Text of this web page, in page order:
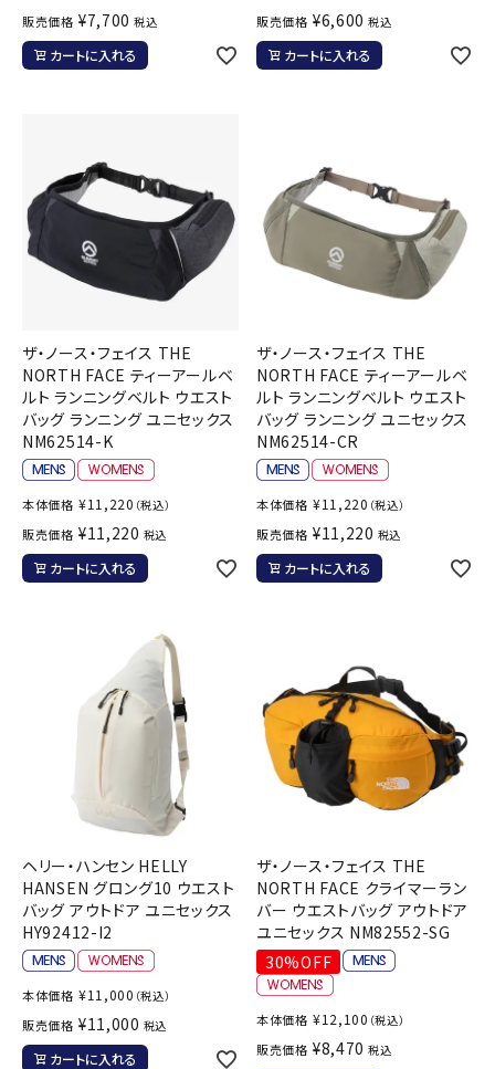
販売価格 ¥7,700 税込
カートに入れる
販売価格 ¥6,600 税込
カートに入れる
ザ・ノース・フェイス THE
NORTH FACE ティーアールベ
ルト ランニングベルト ウエスト
バッグ ランニング ユニセックス
NM62514-K
本体価格 ¥11,220 （税込）
販売価格 ¥11,220 税込
カートに入れる
ザ・ノース・フェイス THE
NORTH FACE ティーアールベ
ルト ランニングベルト ウエスト
バッグ ランニング ユニセックス
NM62514-CR
本体価格 ¥11,220 （税込）
販売価格 ¥11,220 税込
カートに入れる
ヘリー・ハンセン HELLY
HANSEN グロング10 ウエスト
バッグ アウトドア ユニセックス
HY92412-I2
本体価格 ¥11,000 （税込）
販売価格 ¥11,000 税込
カートに入れる
ザ・ノース・フェイス THE
NORTH FACE クライマーラン
バー ウエストバッグ アウトドア
ユニセックス NM82552-SG
30%OFF
本体価格 ¥12,100 （税込）
販売価格 ¥8,470 税込